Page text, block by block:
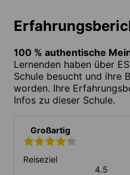
100 % authentische
Lernenden haben über
Schule besucht und ihre
worden. Ihre
Infos zu dieser Schule.
Großartig
Reiseziel
4.5